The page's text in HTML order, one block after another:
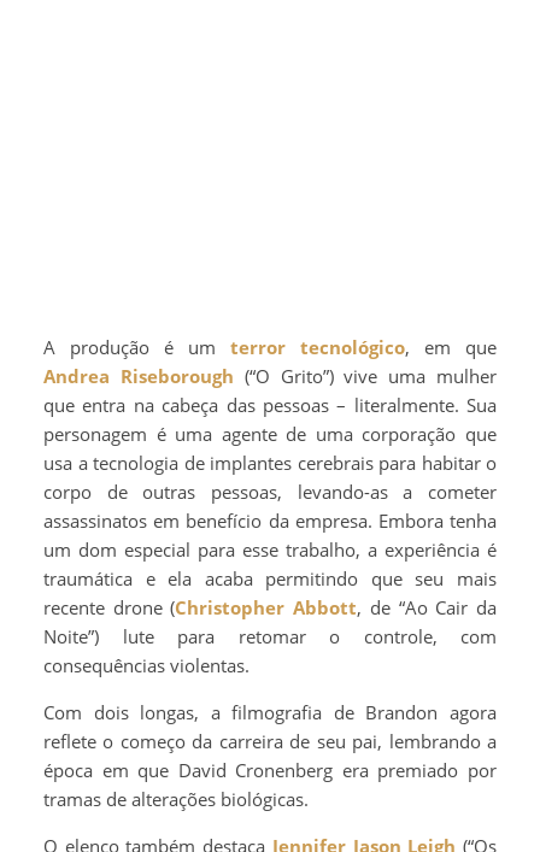
A produção é um terror tecnológico, em que
Andrea Riseborough (“O Grito”) vive uma mulher
que entra na cabeça das pessoas – literalmente. Sua
personagem é uma agente de uma corporação que
usa a tecnologia de implantes cerebrais para habitar o
corpo de outras pessoas, levando-as a cometer
assassinatos em benefício da empresa. Embora tenha
um dom especial para esse trabalho, a experiência é
traumática e ela acaba permitindo que seu mais
recente drone (Christopher Abbott, de “Ao Cair da
Noite”) lute para retomar o controle, com
consequências violentas.
Com dois longas, a filmografia de Brandon agora
reflete o começo da carreira de seu pai, lembrando a
época em que David Cronenberg era premiado por
tramas de alterações biológicas.
O elenco também destaca Jennifer Jason Leigh (“Os